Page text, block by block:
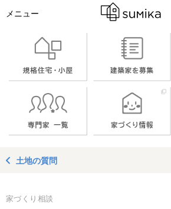
メニュー
土地の質問
家づくり相談